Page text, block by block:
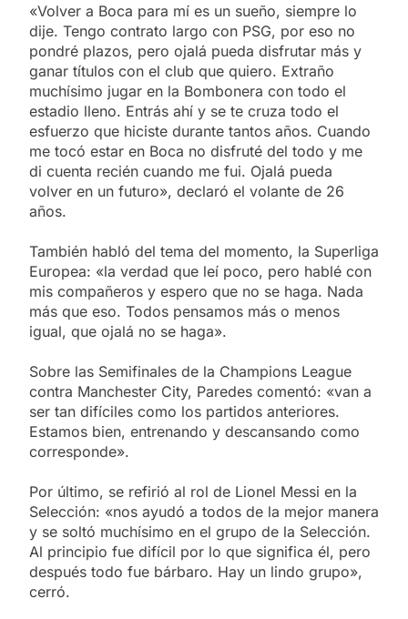
«Volver a Boca para mí es un sueño, siempre lo
dije. Tengo contrato largo con PSG, por eso no
pondré plazos, pero ojalá pueda disfrutar más y
ganar títulos con el club que quiero. Extraño
muchísimo jugar en la Bombonera con todo el
estadio lleno. Entrás ahí y se te cruza todo el
esfuerzo que hiciste durante tantos años. Cuando
me tocó estar en Boca no disfruté del todo y me
di cuenta recién cuando me fui. Ojalá pueda
volver en un futuro», declaró el volante de 26
años.
También habló del tema del momento, la Superliga
Europea: «la verdad que leí poco, pero hablé con
mis compañeros y espero que no se haga. Nada
más que eso. Todos pensamos más o menos
igual, que ojalá no se haga».
Sobre las Semifinales de la Champions League
contra Manchester City, Paredes comentó: «van a
ser tan difíciles como los partidos anteriores.
Estamos bien, entrenando y descansando como
corresponde».
Por último, se refirió al rol de Lionel Messi en la
Selección: «nos ayudó a todos de la mejor manera
y se soltó muchísimo en el grupo de la Selección.
Al principio fue difícil por lo que significa él, pero
después todo fue bárbaro. Hay un lindo grupo»,
cerró.